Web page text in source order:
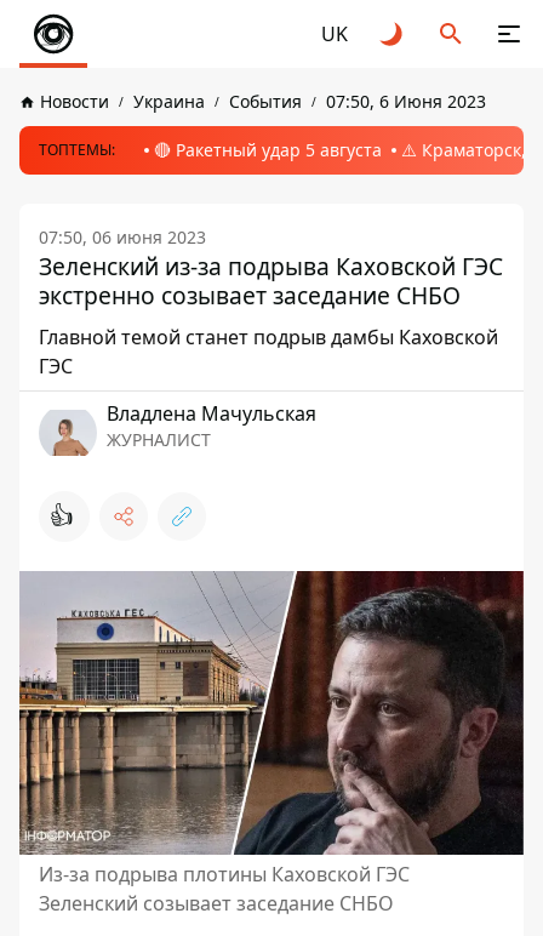
UK
Новости Украина События 07:50, 6 Июня 2023
ТОПТЕМЫ: 🔴 Ракетный удар 5 августа ⚠️ Краматорск,
07:50, 06 июня 2023
Зеленский из-за подрыва Каховской ГЭС
экстренно созывает заседание СНБО
Главной темой станет подрыв дамбы Каховской
ГЭС
Владлена Мачульская
ЖУРНАЛИСТ
👍
Из-за подрыва плотины Каховской ГЭС
Зеленский созывает заседание СНБО